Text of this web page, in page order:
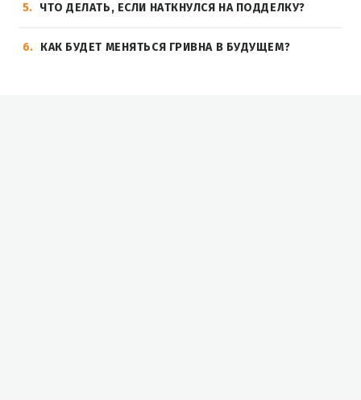
5 ЧТО ДЕЛАТЬ, ЕСЛИ НАТКНУЛСЯ НА ПОДДЕЛКУ?
6 КАК БУДЕТ МЕНЯТЬСЯ ГРИВНА В БУДУЩЕМ?